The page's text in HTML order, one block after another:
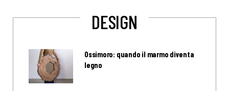
DESIGN
Ossimoro: quando il marmo diventa
legno